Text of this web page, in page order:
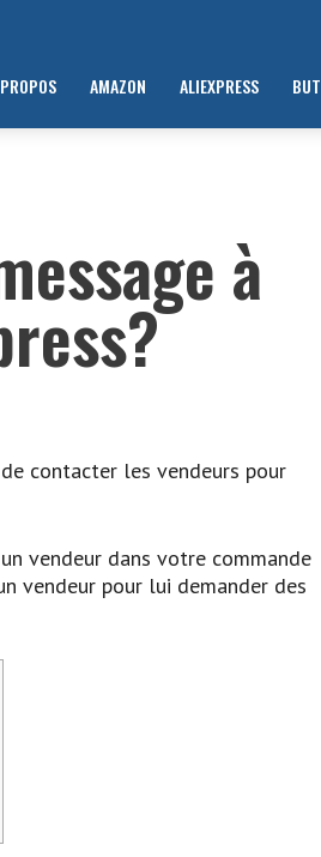
AMAZON ALIEXPRESS BUT
à
contacter les vendeurs pour
vendeur dans votre commande
vendeur pour lui demander des